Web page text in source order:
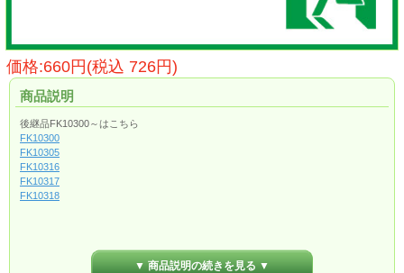
価格:660円(税込 726円)
商品説明
後継品FK10300～はこちら
FK10300
FK10305
FK10316
FK10317
FK10318
寸法・ ◆幅：148 mm ◆高：149 mm ◆出しろ：8 mm
▼ 商品説明の続きを見る ▼